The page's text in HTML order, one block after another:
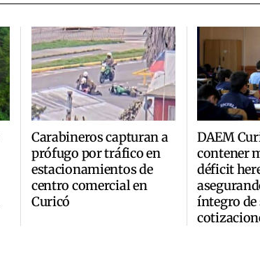
Carabineros capturan a
prófugo por tráfico en
estacionamientos de
centro comercial en
Curicó
DAEM
contener
déficit
íntegro de